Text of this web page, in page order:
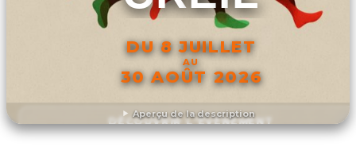
Aperçu de la description
DU 8 JUILLET
AU
30 AOÛT 2026
DÉCOUVRIR L'ÉVÉNEMENT